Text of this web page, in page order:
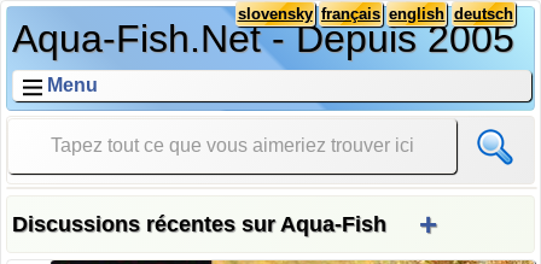
Aqua-Fish.Net - Depuis 2005
deutsch
english
français
slovensky
Menu
Discussions récentes sur Aqua-Fish +